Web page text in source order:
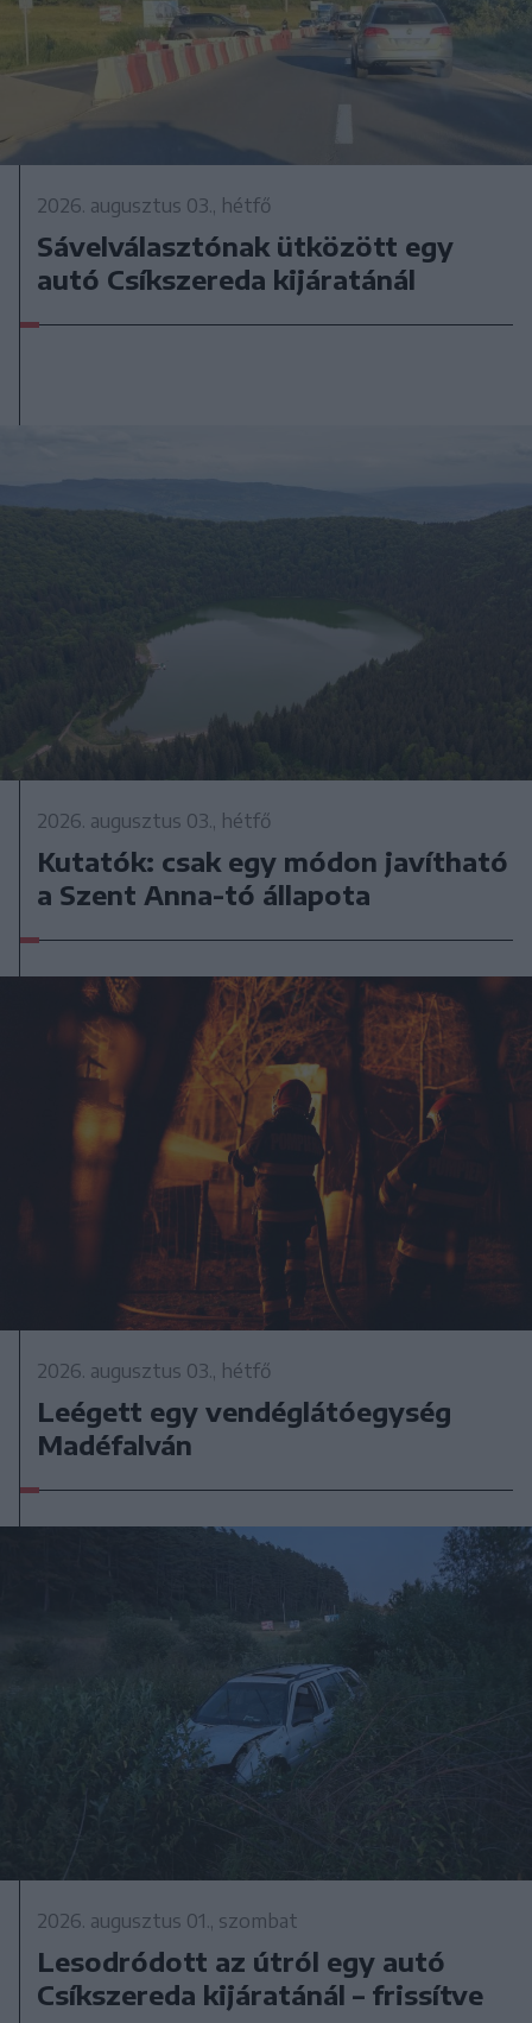
2026. augusztus 03., hétfő
Sávelválasztónak ütközött egy
autó Csíkszereda kijáratánál
2026. augusztus 03., hétfő
Kutatók: csak egy módon javítható
a Szent Anna-tó állapota
2026. augusztus 03., hétfő
Leégett egy vendéglátóegység
Madéfalván
2026. augusztus 01., szombat
Lesodródott az útról egy autó
Csíkszereda kijáratánál – frissítve